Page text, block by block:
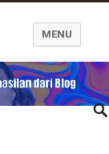
MENU